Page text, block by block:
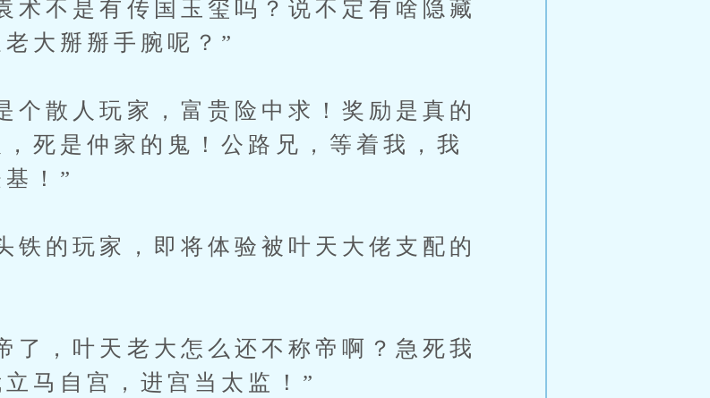
是有传国玉玺吗？说不定有啥隐藏
大掰掰手腕呢？”
人玩家，富贵险中求！奖励是真的
死是仲家的鬼！公路兄，等着我，我
！”
玩家，即将体验被叶天大佬支配的
叶天老大怎么还不称帝啊？急死我
马自宫，进宫当太监！”